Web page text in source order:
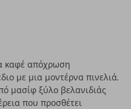
καφέ απόχρωση
με μια μοντέρνα πινελιά.
μασίφ ξύλο βελανιδιάς
που προσθέτει